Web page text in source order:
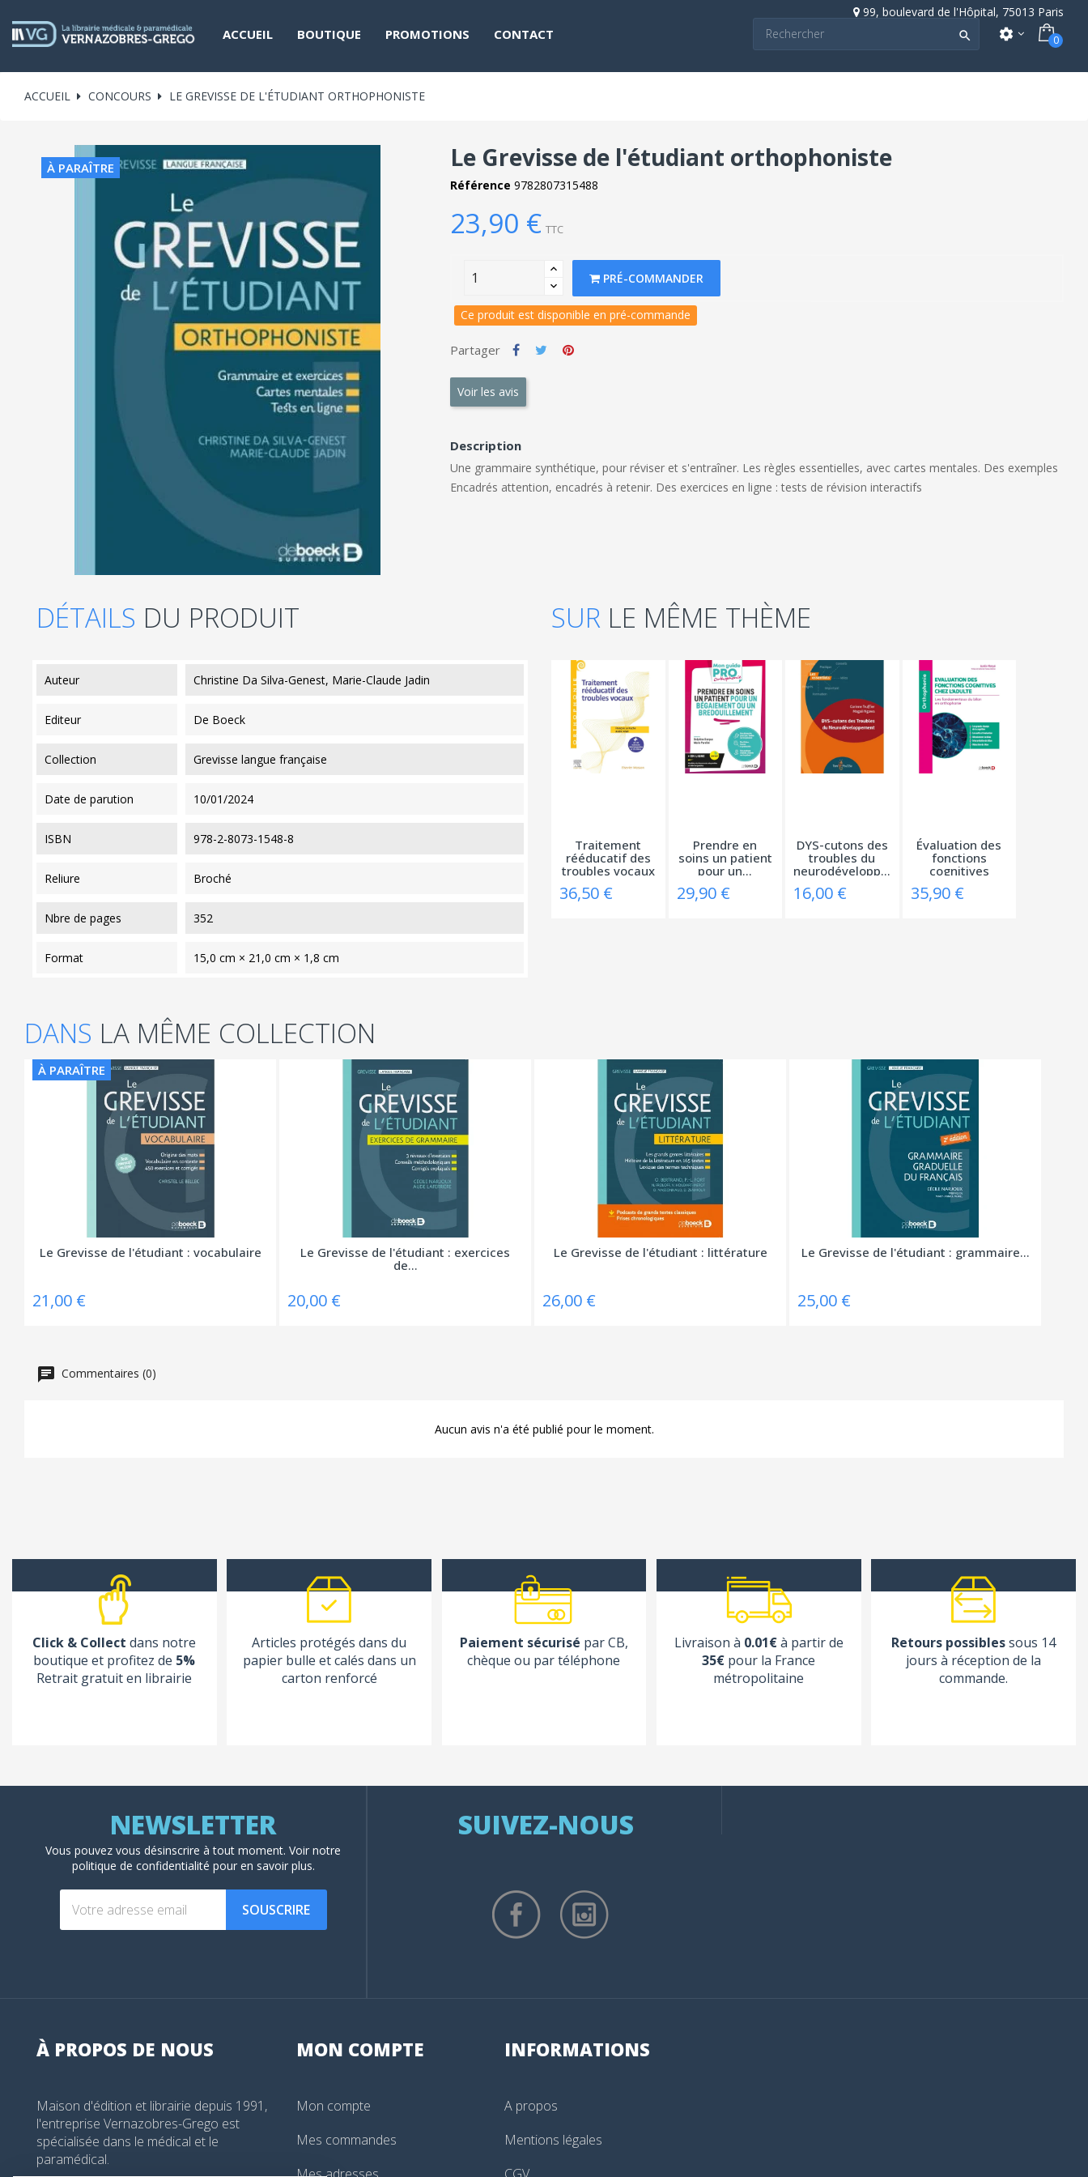
99, boulevard de l'Hôpital, 75013 Paris
ACCUEIL BOUTIQUE PROMOTIONS CONTACT  settings 0
ACCUEIL CONCOURS LE GREVISSE DE L'ÉTUDIANT ORTHOPHONISTE
À PARAÎTRE Le Grevisse de l'étudiant orthophoniste
Référence 9782807315488
23,90 € TTC
PRÉ-COMMANDER
Ce produit est disponible en pré-commande
Partager
Voir les avis
Description
Une grammaire synthétique, pour réviser et s'entraîner. Les règles essentielles, avec cartes mentales. Des exemples
Encadrés attention, encadrés à retenir. Des exercices en ligne : tests de révision interactifs
DÉTAILS DU PRODUIT
auteur Christine Da Silva-Genest, Marie-Claude Jadin
editeur De Boeck
collection Grevisse langue française
date de parution 10/01/2024
ISBN 978-2-8073-1548-8
reliure Broché
nbre de pages 352
format 15,0 cm × 21,0 cm × 1,8 cm
SUR LE MÊME THÈME
Traitement
rééducatif des
troubles vocaux
36,50 €
Prendre en
soins un patient
pour un...
29,90 €
DYS-cutons des
troubles du
neurodéveloppement
16,00 €
Évaluation des
fonctions
cognitives
35,90 €
DANS LA MÊME COLLECTION
À PARAÎTRE
Le Grevisse de l'étudiant : vocabulaire
21,00 €
Le Grevisse de l'étudiant : exercices
de...
20,00 €
Le Grevisse de l'étudiant : littérature
26,00 €
Le Grevisse de l'étudiant : grammaire...
25,00 €
Commentaires (0)
Aucun avis n'a été publié pour le moment.
Click & Collect dans notre
boutique et profitez de 5%
Retrait gratuit en librairie
Articles protégés dans du
papier bulle et calés dans un
carton renforcé
Paiement sécurisé par CB,
chèque ou par téléphone
Livraison à 0.01€à partir de
35€ pour la France
métropolitaine
Retours possiblessous 14
jours à réception de la
commande.
Vous pouvez vous désinscrire à tout moment. Voirnotre
politique de confidentialité pour en savoir plus.
SOUSCRIRE
SUIVEZ-NOUS
À PROPOS DE NOUS
Maison d'édition et librairie depuis 1991,
l'entreprise Vernazobres-Grego est
spécialisée dans le médical et le
paramédical.
MON COMPTE
Mon compte
Mes commandes
Mes adresses
INFORMATIONS
A propos
Mentions légales
CGV